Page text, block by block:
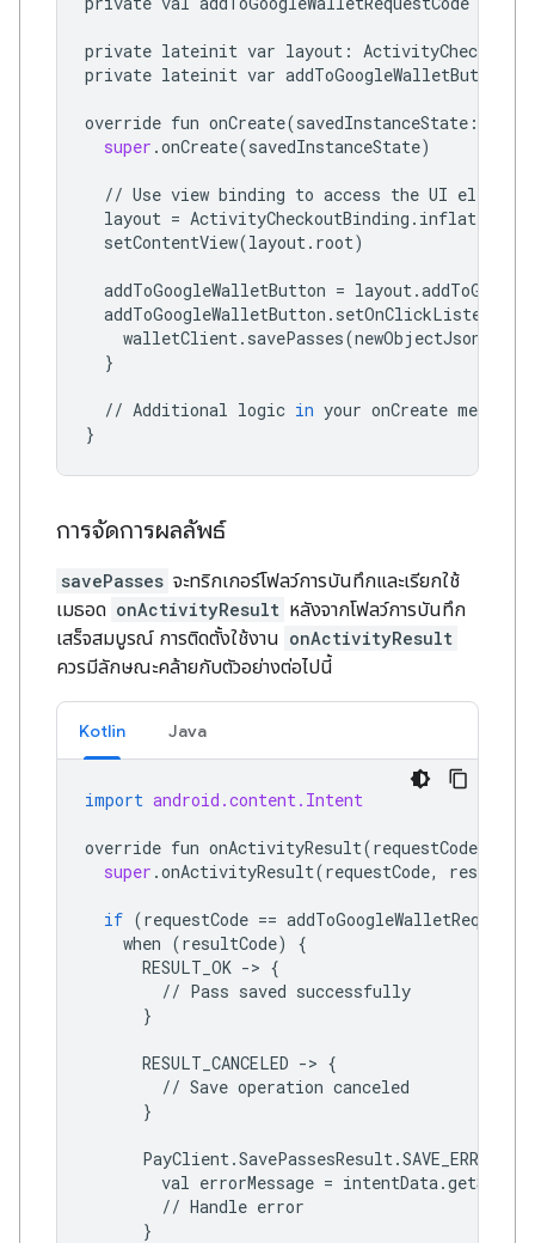
private lateinit var layout :
private lateinit var addToGoogleWalletButton
override fun onCreate(savedInstanceState :
super .onCreate(savedInstanceState)
// Use view binding to access the UI elements
layout = ActivityCheckoutBinding . inflate
setContentView(layout. root)
addToGoogleWalletButton = layout.
addToGoogleWalletButton . setOnClickListener
walletClient. savePasses(newObjectJson
}
// Additional logic in your onCreate method
}
การจัดการผลลัพธ์
savePasses จะทริกเกอร์โฟลว์การบันทึกและเรียกใช้
เมธอด onActivityResult หลังจากโฟลว์การบันทึก
เสร็จสมบูรณ์ การติดตั้งใช้งาน onActivityResult
ควรมีลักษณะคล้ายกับตัวอย่างต่อไปนี้
Kotlin Java
import android.content.Intent
override fun onActivityResult(requestCode
super .onActivityResult(requestCode,
if (requestCode ==
when (resultCode)
{
RESULT_OK -> {
// Pass saved successfully
}
RESULT_CANCELED -> {
// Save operation canceled
}
PayClient.SavePassesResult.SAVE_ERROR
val errorMessage = intentData.
// Handle error
}